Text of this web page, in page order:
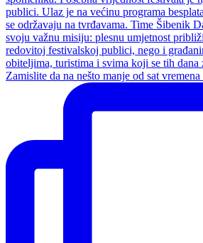
Zamislite da na nešto manje od sat